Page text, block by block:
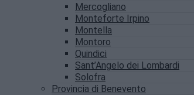
Mercogliano
Monteforte Irpino
Montella
Montoro
Quindici
Sant’Angelo dei Lombardi
Solofra
Provincia di Benevento